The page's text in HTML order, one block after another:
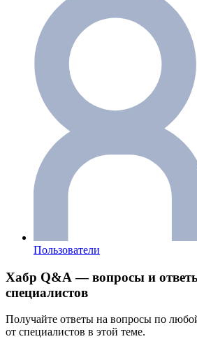
Пользователи
Хабр Q&A — вопросы и
специалистов
Получайте ответы на вопросы по
от специалистов в этой теме.